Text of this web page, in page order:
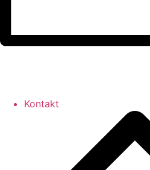
Kontakt